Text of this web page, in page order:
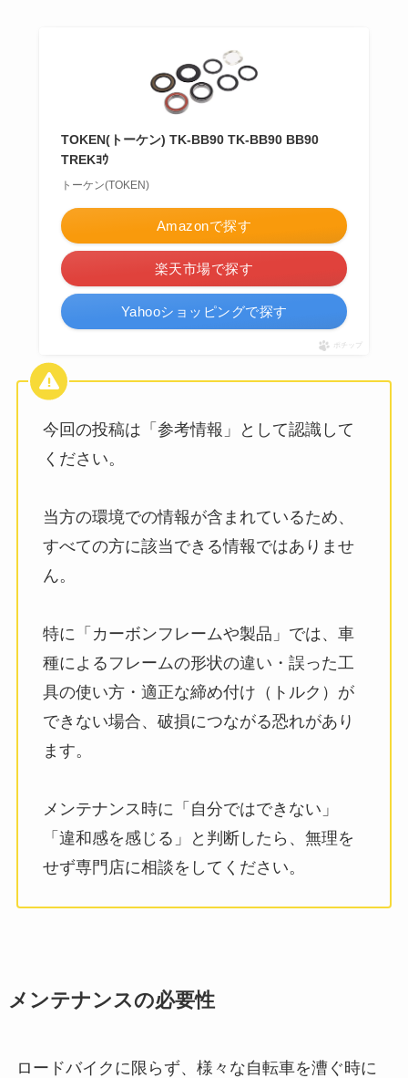
TOKEN(トーケン) TK-BB90 TK-BB90 BB90
TREKﾖｳ
トーケン(TOKEN)
Amazonで探す
楽天市場で探す
Yahooショッピングで探す
ポチップ
今回の投稿は「参考情報」として認識して
ください。
当方の環境での情報が含まれているため、
すべての方に該当できる情報ではありませ
ん。
特に「カーボンフレームや製品」では、車
種によるフレームの形状の違い・誤った工
具の使い方・適正な締め付け（トルク）が
できない場合、破損につながる恐れがあり
ます。
メンテナンス時に「自分ではできない」
「違和感を感じる」と判断したら、無理を
せず専門店に相談をしてください。
メンテナンスの必要性
ロードバイクに限らず、様々な自転車を漕ぐ時に